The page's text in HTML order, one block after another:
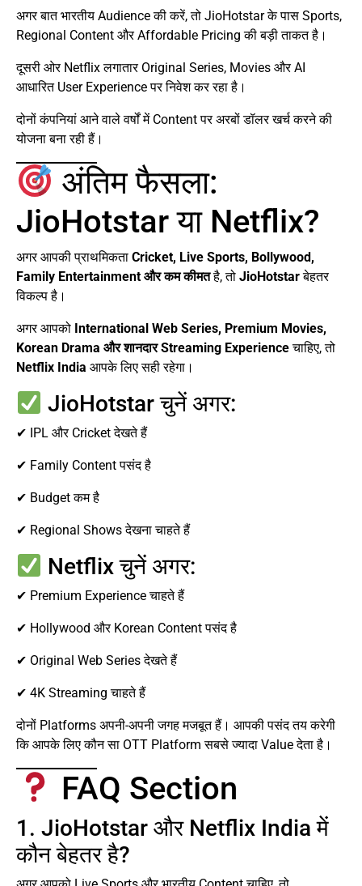
अगर बात भारतीय Audience की करें, तो JioHotstar के पास Sports,
Regional Content और Affordable Pricing की बड़ी ताकत है।
दूसरी ओर Netflix लगातार Original Series, Movies और AI
आधारित User Experience पर निवेश कर रहा है।
दोनों कंपनियां आने वाले वर्षों में Content पर अरबों डॉलर खर्च करने की
योजना बना रही हैं।
अंतिम फैसला:
JioHotstar या Netflix?
अगर आपकी प्राथमिकता Cricket, Live Sports, Bollywood,
Family Entertainment और कम कीमतहै, तो JioHotstarबेहतर
विकल्प है।
अगर आपको International Web Series, Premium Movies,
Korean Drama और शानदार Streaming Experienceचाहिए, तो
Netflix India आपके लिए सही रहेगा।
JioHotstar चुनें अगर:
✔ IPL और Cricket देखते हैं
✔ Family Content पसंद है
✔ Budget कम है
✔ Regional Shows देखना चाहते हैं
Netflix चुनें अगर:
✔ Premium Experience चाहते हैं
✔ Hollywood और Korean Content पसंद है
✔ Original Web Series देखते हैं
✔ 4K Streaming चाहते हैं
दोनों Platforms अपनी-अपनी जगह मजबूत हैं। आपकी पसंद तय करेगी
कि आपके लिए कौन सा OTT Platform सबसे ज्यादा Value देता है।
FAQ Section
1. JioHotstar और Netflix India में
कौन बेहतर है?